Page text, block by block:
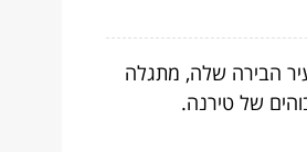
הבירה שלה, מתגלה
של טירנה.